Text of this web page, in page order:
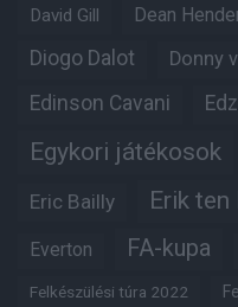
David Gill Dean
Diogo Dalot Donny
Edinson Cavani
Egykori játékosok
Eric Bailly Erik ten
Everton FA-kupa
Felkészülési túra 2022